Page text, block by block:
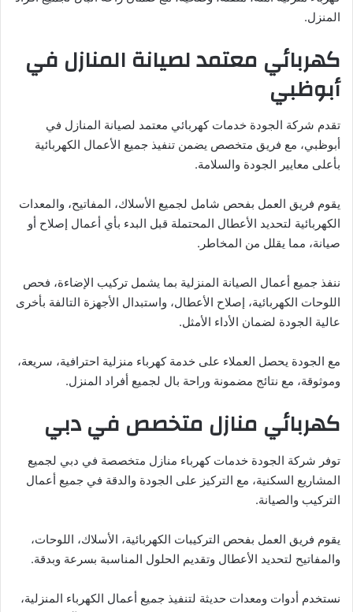
المنزل.
كهربائي معتمد لصيانة المنازل في
أبوظبي
تقدم شركة الجودة خدمات كهربائي معتمد لصيانة المنازل في
أبوظبي، مع فريق متخصص يضمن تنفيذ جميع الأعمال الكهربائية
بأعلى معايير الجودة والسلامة.
يقوم فريق العمل بفحص شامل لجميع الأسلاك، المفاتيح، والمعدات
الكهربائية لتحديد الأعطال المحتملة قبل البدء بأي أعمال إصلاح أو
صيانة، مما يقلل من المخاطر.
ننفذ جميع أعمال الصيانة المنزلية بما يشمل تركيب الإضاءة، فحص
اللوحات الكهربائية، إصلاح الأعطال، واستبدال الأجهزة التالفة بأخرى
عالية الجودة لضمان الأداء الأمثل.
مع الجودة يحصل العملاء على خدمة كهرباء منزلية احترافية، سريعة،
وموثوقة، مع نتائج مضمونة وراحة بال لجميع أفراد المنزل.
كهربائي منازل متخصص في دبي
توفر شركة الجودة خدمات كهرباء منازل متخصصة في دبي لجميع
المشاريع السكنية، مع التركيز على الجودة والدقة في جميع أعمال
التركيب والصيانة.
يقوم فريق العمل بفحص التركيبات الكهربائية، الأسلاك، اللوحات،
والمفاتيح لتحديد الأعطال وتقديم الحلول المناسبة بسرعة وبدقة.
نستخدم أدوات ومعدات حديثة لتنفيذ جميع أعمال الكهرباء المنزلية،